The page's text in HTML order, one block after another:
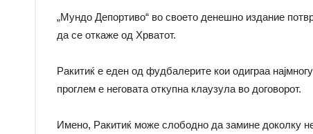
„Мундо Депортиво“ во своето денешно издание
да се откаже од Хрватот.
Ракитиќ е еден од фудбалерите кои одиграа
проглем е неговата откупна клаузула во договорот.
Имено, Ракитиќ може слободно да замине доколку